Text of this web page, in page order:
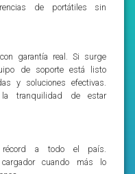
de portátiles sin
garantía real. Si surge
de soporte está listo
y soluciones efectivas.
tranquilidad de estar
récord a todo el país.
cuando más lo